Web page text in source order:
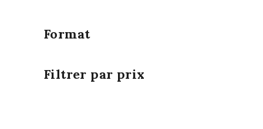
Format
Filtrer par prix